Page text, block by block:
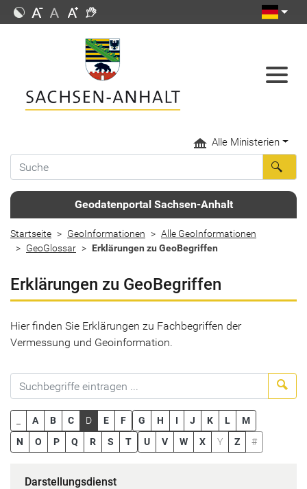
Alle Ministerien
Geodatenportal Sachsen-Anhalt
Startseite GeoInformationen
Alle GeoInformationen
GeoGlossar
Erklärungen zu GeoBegriffen
Erklärungen zu GeoBegriffen
Hier finden Sie Erklärungen zu Fachbegriffen der
Vermessung und Geoinformation.
A B C D E F G H I J K L
M
N
O P Q R S T U V W X Y Z #
Darstellungsdienst